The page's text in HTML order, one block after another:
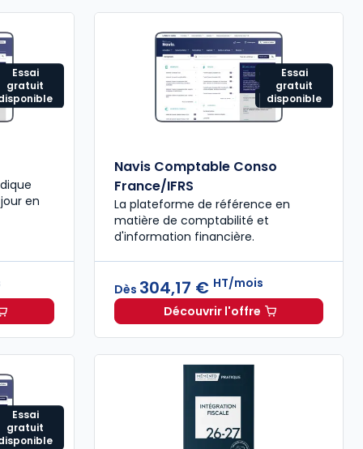
Essai
gratuit
en
à partir de 440,58 €HT/mois
Essai
gratuit
disponible
Navis Comptable Conso
France/IFRS
La plateforme de référence en
matière de comptabilité et
d'information financière.
Dès 304,17 € HT/mois
Découvrir l'offreNavis Comptable
Essai
gratuit